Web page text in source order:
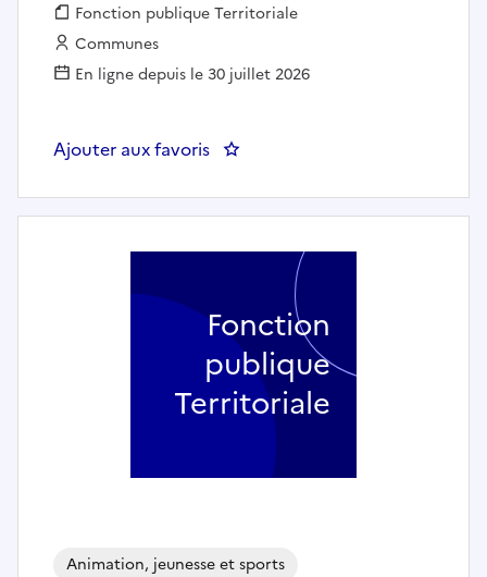
Fonction publique :
Fonction publique Territoriale
Employeur :
Communes
En ligne depuis le 30 juillet 2026
Ajouter aux favoris : animateurs·trices - MAIRIE DE
Animation, jeunesse et sports
Fonction
publique
Territoriale